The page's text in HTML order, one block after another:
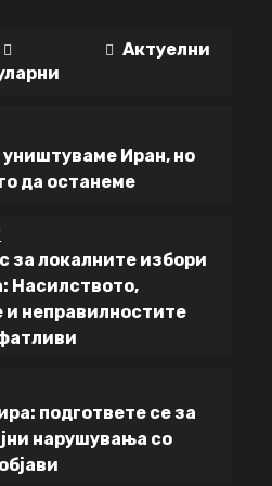
Актуелни
уништуваме Иран, но
да останеме
за локалните избори
Насилството,
и неправилностите
подгответе се за
нарушувања со